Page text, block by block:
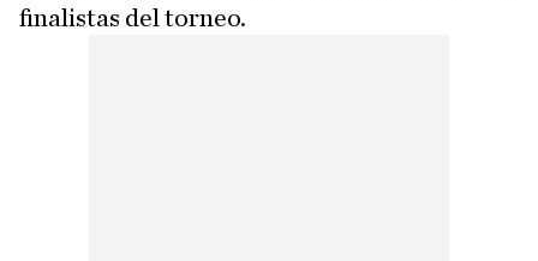
finalistas del torneo.